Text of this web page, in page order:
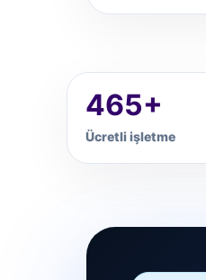
465+
Ücretli işletme